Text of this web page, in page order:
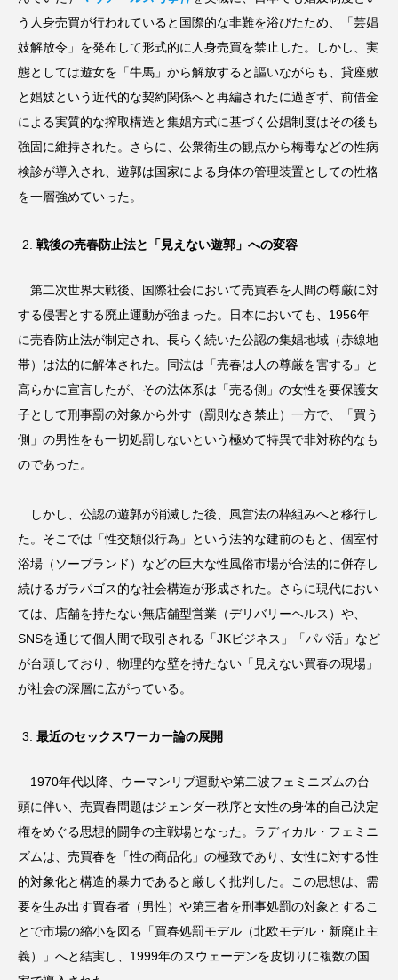
う人身売買が行われていると国際的な非難を浴びたため、「芸娼
妓解放令」を発布して形式的に人身売買を禁止した。しかし、実
態としては遊女を「牛馬」から解放すると謳いながらも、貸座敷
と娼妓という近代的な契約関係へと再編されたに過ぎず、前借金
による実質的な搾取構造と集娼方式に基づく公娼制度はその後も
強固に維持された。さらに、公衆衛生の観点から梅毒などの性病
検診が導入され、遊郭は国家による身体の管理装置としての性格
を一層強めていった。
戦後の売春防止法と「見えない遊郭」への変容
第二次世界大戦後、国際社会において売買春を人間の尊厳に対
する侵害とする廃止運動が強まった。日本においても、1956年
に売春防止法が制定され、長らく続いた公認の集娼地域（赤線地
帯）は法的に解体された。同法は「売春は人の尊厳を害する」と
高らかに宣言したが、その法体系は「売る側」の女性を要保護女
子として刑事罰の対象から外す（罰則なき禁止）一方で、「買う
側」の男性をも一切処罰しないという極めて特異で非対称的なも
のであった。
しかし、公認の遊郭が消滅した後、風営法の枠組みへと移行し
た。そこでは「性交類似行為」という法的な建前のもと、個室付
浴場（ソープランド）などの巨大な性風俗市場が合法的に併存し
続けるガラパゴス的な社会構造が形成された。さらに現代におい
ては、店舗を持たない無店舗型営業（デリバリーヘルス）や、
SNSを通じて個人間で取引される「JKビジネス」「パパ活」など
が台頭しており、物理的な壁を持たない「見えない買春の現場」
が社会の深層に広がっている。
最近のセックスワーカー論の展開
1970年代以降、ウーマンリブ運動や第二波フェミニズムの台
頭に伴い、売買春問題はジェンダー秩序と女性の身体的自己決定
権をめぐる思想的闘争の主戦場となった。ラディカル・フェミニ
ズムは、売買春を「性の商品化」の極致であり、女性に対する性
的対象化と構造的暴力であると厳しく批判した。この思想は、需
要を生み出す買春者（男性）や第三者を刑事処罰の対象とするこ
とで市場の縮小を図る「買春処罰モデル（北欧モデル・新廃止主
義）」へと結実し、1999年のスウェーデンを皮切りに複数の国